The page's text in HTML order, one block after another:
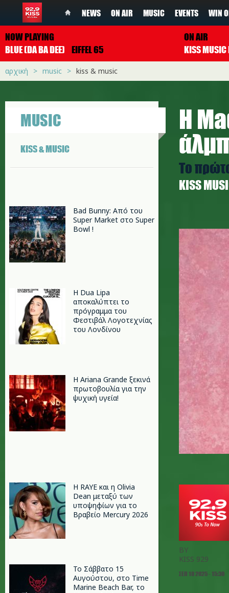
NEWS ON AIR MUSIC EVENTS WIN
NOW PLAYING
BLUE (DA BA DEE)
EIFFEL 65
ON AIR
αρχική music kiss & music
MUSIC
KISS & MUSIC
Bad Bunny: Από του
Super Market στο Super
Bowl !
Η Dua Lipa
αποκαλύπτει το
πρόγραμμα του
Φεστιβάλ Λογοτεχνίας
του Λονδίνου
Η Ariana Grande ξεκινά
πρωτοβουλία για την
ψυχική υγεία!
Η RAYE και η Olivia
Dean μεταξύ των
υποψηφίων για το
Βραβείο Mercury 2026
Το Σάββατο 15
Αυγούστου, στο Time
Marine Beach Bar, το
Η
Το
ΚISS
BY
KISS 929
ΣΕΠ 18 2025 - 15:30